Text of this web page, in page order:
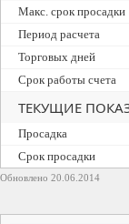
Обновлено 20.06.2014
Макс. срок просадки
Период расчета
Торговых дней
Срок работы счета
ТЕКУЩИЕ
Просадка
Cрок просадки